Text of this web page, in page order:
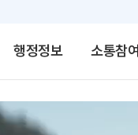
행정정보 소통참여